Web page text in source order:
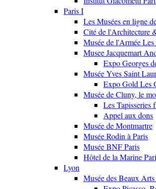
Paris I
Les Musées en ligne
Cité de l'Architecture
Musée de l'Armée
Musee Jacquemart
Expo Georges
Musée Yves Saint
Expo Gold Les
Musée de Cluny, le
Les Tapisseries
Appel aux dons
Musée de Montmartre
Musée Rodin à Paris
Musée BNF Paris
Hôtel de la Marine
Lyon
Musée des Beaux